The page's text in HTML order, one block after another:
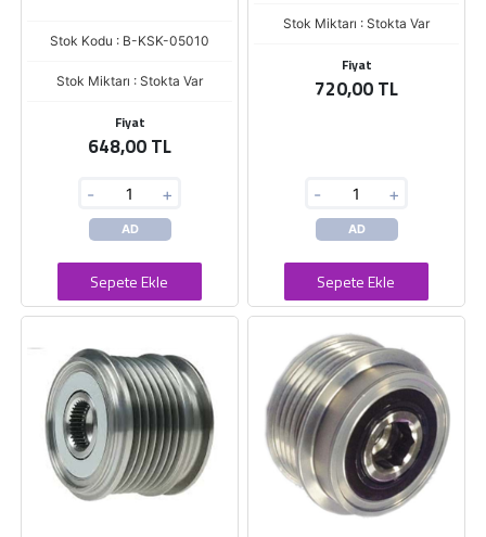
Stok Kodu : B-KSK-05010
Stok Miktarı : Stokta Var
Fiyat
648,00 TL
- +
AD
Sepete Ekle
Stok Miktarı : Stokta Var
Fiyat
720,00 TL
- +
AD
Sepete Ekle